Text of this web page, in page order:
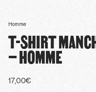
Homme
T-SHIRT
– HOMME
17,00€